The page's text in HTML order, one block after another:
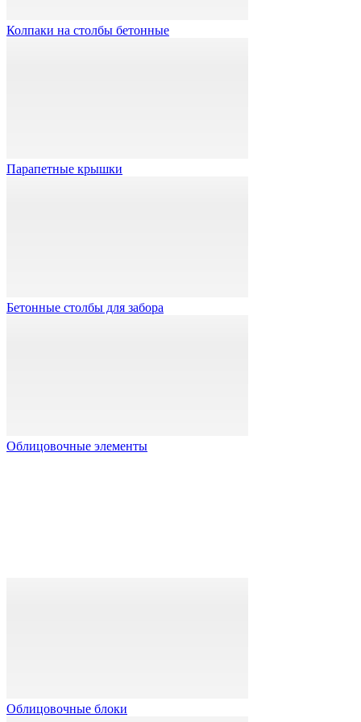
Колпаки на столбы бетонные
Парапетные крышки
Бетонные столбы для забора
Облицовочные элементы
Облицовочные блоки